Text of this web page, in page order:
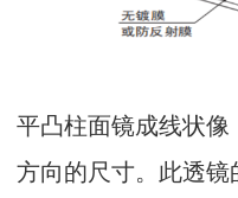
平凸柱面镜成线状
方向的尺寸。此透